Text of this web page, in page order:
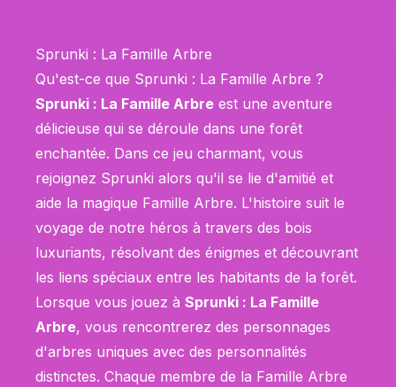
Sprunki : La Famille Arbre
Qu'est-ce que Sprunki : La Famille Arbre ?
Sprunki : La Famille Arbre est une aventure
délicieuse qui se déroule dans une forêt
enchantée. Dans ce jeu charmant, vous
rejoignez Sprunki alors qu'il se lie d'amitié et
aide la magique Famille Arbre. L'histoire suit le
voyage de notre héros à travers des bois
luxuriants, résolvant des énigmes et découvrant
les liens spéciaux entre les habitants de la forêt.
Lorsque vous jouez à Sprunki : La Famille
Arbre, vous rencontrerez des personnages
d'arbres uniques avec des personnalités
distinctes. Chaque membre de la Famille Arbre